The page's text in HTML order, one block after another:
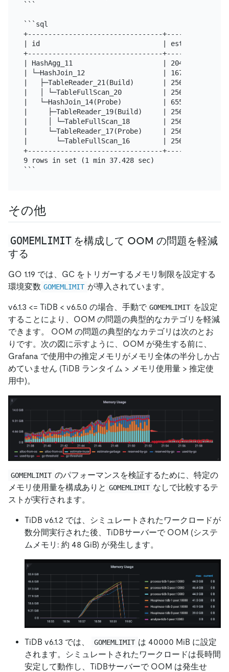
```
```sql
+---------------------------------+-------------
| id                              | estRows
+---------------------------------+-------------
| HashAgg_11                      | 204.80
| └─HashJoin_12                   |
|   ├─TableReader_21(Build)       | 256.00
|   │ └─TableFullScan_20          |
|   └─HashJoin_14(Probe)          | 65536.00
|     ├─TableReader_19(Build)     | 256.00
|     │ └─TableFullScan_18        |
|     └─TableReader_17(Probe)     | 256.00
|       └─TableFullScan_16        |
+---------------------------------+-------------
9 rows in set (1 min 37.428 sec)
その他
GOMEMLIMIT を構成して OOM の問題を軽減
する
GO 1.19 では、GC をトリガーするメモリ制限を設定する
環境変数 GOMEMLIMIT が導入されています。
v6.1.3 <= TiDB < v6.5.0 の場合、手動で GOMEMLIMIT を設定
することにより、OOM の問題の典型的なカテゴリを軽減
できます。 OOM の問題の典型的なカテゴリは次のとお
りです。次の図に示すように、OOM が発生する前に、
Grafana で使用中の推定メモリがメモリ全体の半分しか占
めていません (TiDB ランタイム > メモリ使用量 > 推定使
用中)。
GOMEMLIMIT のパフォーマンスを検証するために、特定の
メモリ使用量を構成ありと GOMEMLIMIT なしで比較するテ
ストが実行されます。
TiDB v6.1.2 では、シミュレートされたワークロードが
数分間実行された後、TiDBサーバーで OOM (システ
ムメモリ: 約 48 GiB) が発生します。
TiDB v6.1.3 では、 GOMEMLIMIT は 40000 MiB に設定
されます。シミュレートされたワークロードは長時間
安定して動作し、TiDBサーバーで OOM は発生せ